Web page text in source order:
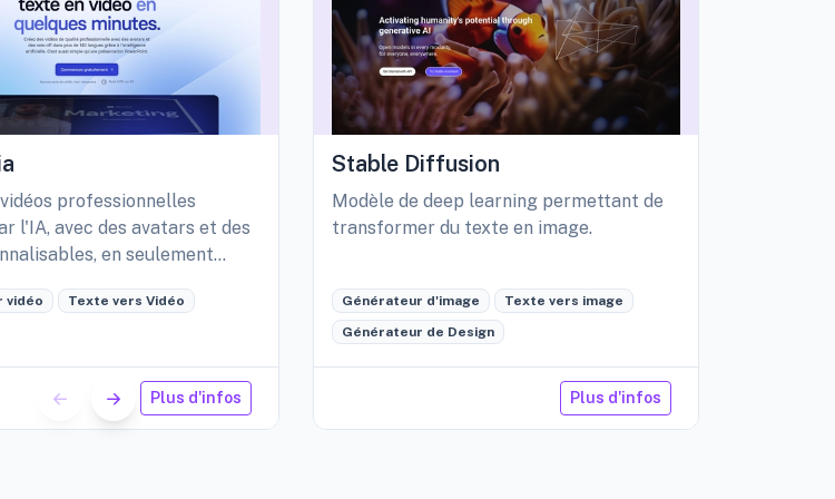
professionnelles
l'IA, avec des avatars et des
en seulement
vidéo Texte vers Vidéo
Plus d'infos
Stable Diffusion
Modèle de deep learning permettant de
transformer du texte en image.
Générateur d'image Texte vers image
Générateur de Design
Plus d'infos